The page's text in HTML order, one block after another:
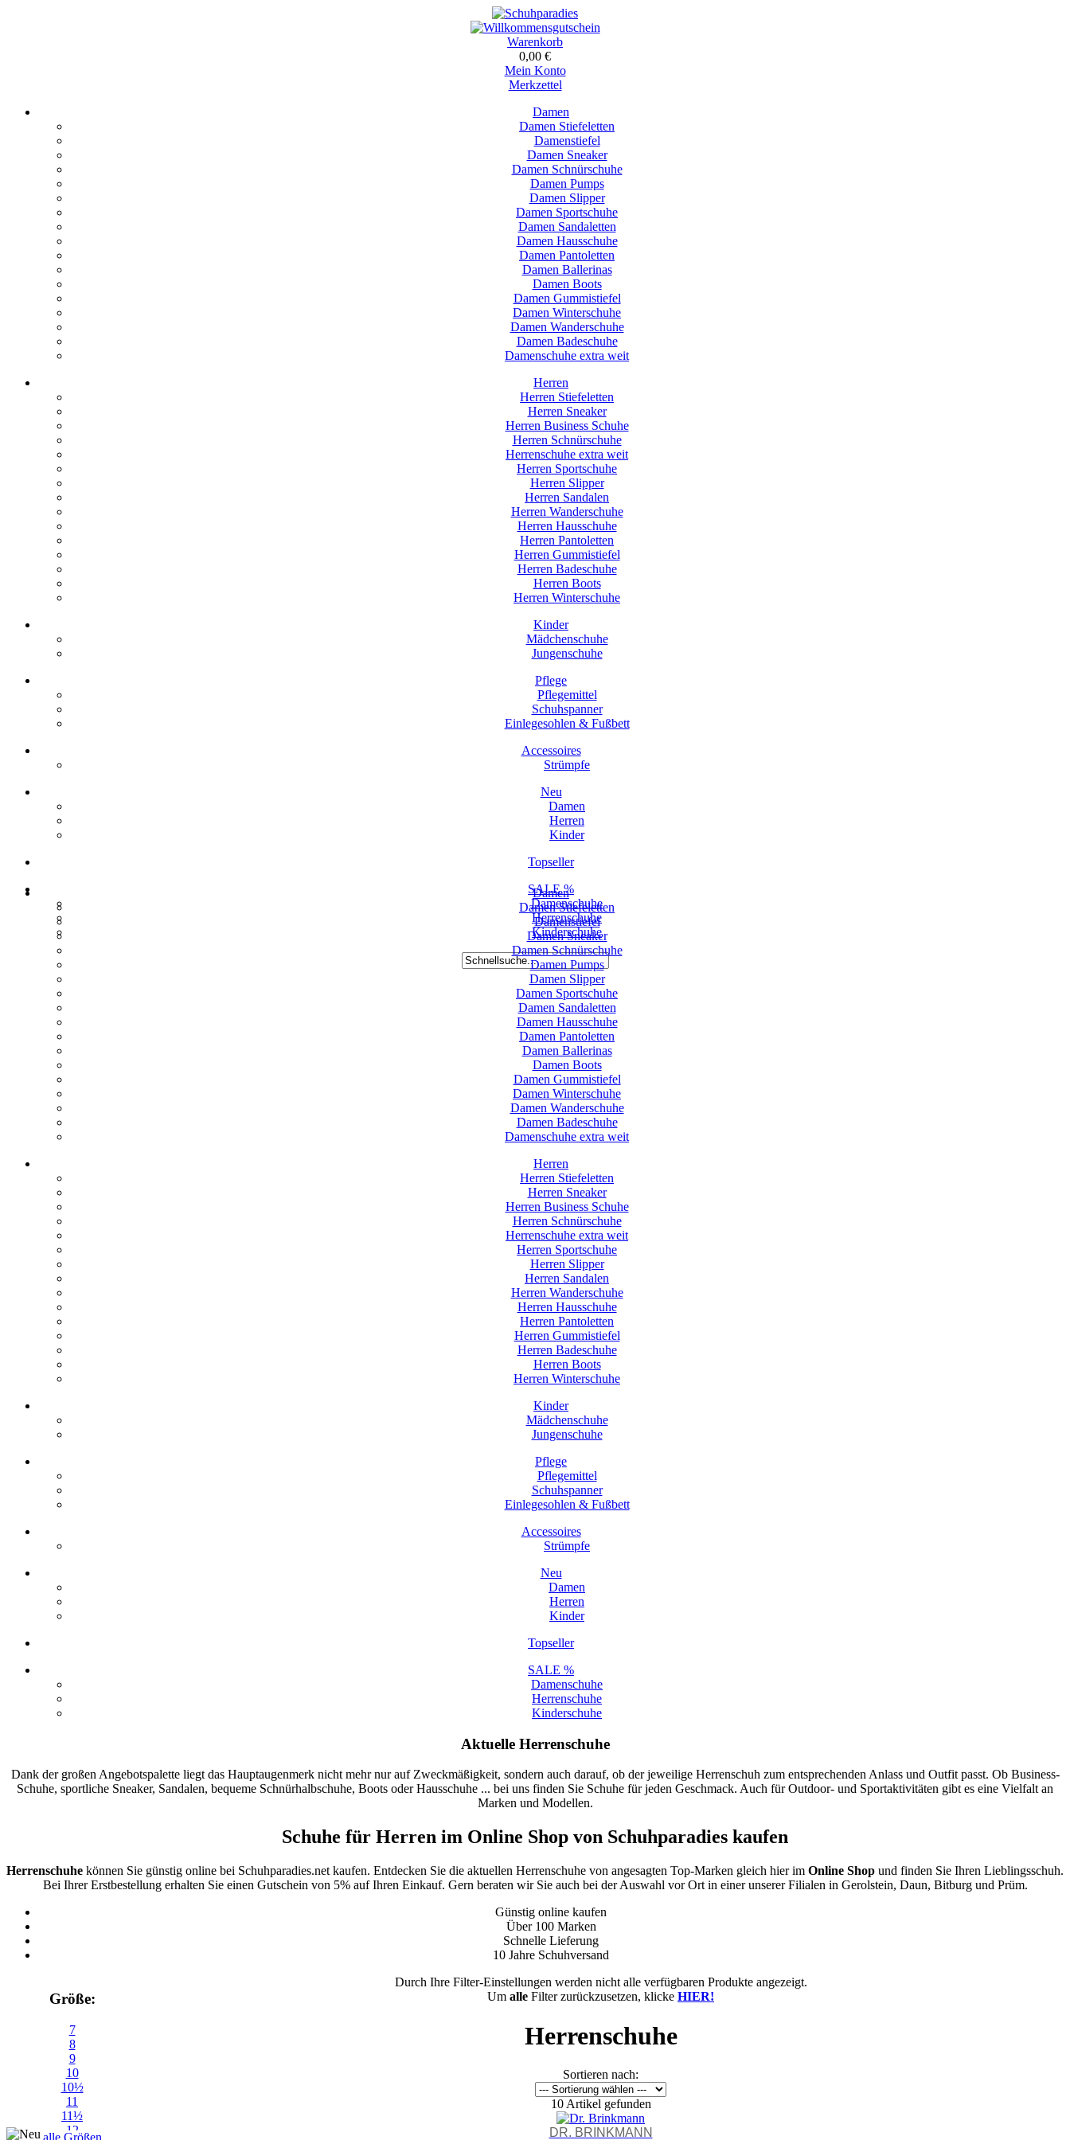
Warenkorb
0,00 €
Mein Konto
Merkzettel
Damen
Damen Stiefeletten
Damenstiefel
Damen Sneaker
Damen Schnürschuhe
Damen Pumps
Damen Slipper
Damen Sportschuhe
Damen Sandaletten
Damen Hausschuhe
Damen Pantoletten
Damen Ballerinas
Damen Boots
Damen Gummistiefel
Damen Winterschuhe
Damen Wanderschuhe
Damen Badeschuhe
Damenschuhe extra weit
Herren
Herren Stiefeletten
Herren Sneaker
Herren Business Schuhe
Herren Schnürschuhe
Herrenschuhe extra weit
Herren Sportschuhe
Herren Slipper
Herren Sandalen
Herren Wanderschuhe
Herren Hausschuhe
Herren Pantoletten
Herren Gummistiefel
Herren Badeschuhe
Herren Boots
Herren Winterschuhe
Kinder
Mädchenschuhe
Jungenschuhe
Pflege
Pflegemittel
Schuhspanner
Einlegesohlen & Fußbett
Accessoires
Strümpfe
Neu
Damen
Herren
Kinder
Topseller
SALE %
Damenschuhe
Herrenschuhe
Kinderschuhe
Damen
Damen Stiefeletten
Damenstiefel
Damen Sneaker
Damen Schnürschuhe
Damen Pumps
Damen Slipper
Damen Sportschuhe
Damen Sandaletten
Damen Hausschuhe
Damen Pantoletten
Damen Ballerinas
Damen Boots
Damen Gummistiefel
Damen Winterschuhe
Damen Wanderschuhe
Damen Badeschuhe
Damenschuhe extra weit
Herren
Herren Stiefeletten
Herren Sneaker
Herren Business Schuhe
Herren Schnürschuhe
Herrenschuhe extra weit
Herren Sportschuhe
Herren Slipper
Herren Sandalen
Herren Wanderschuhe
Herren Hausschuhe
Herren Pantoletten
Herren Gummistiefel
Herren Badeschuhe
Herren Boots
Herren Winterschuhe
Kinder
Mädchenschuhe
Jungenschuhe
Pflege
Pflegemittel
Schuhspanner
Einlegesohlen & Fußbett
Accessoires
Strümpfe
Neu
Damen
Herren
Kinder
Topseller
SALE %
Damenschuhe
Herrenschuhe
Kinderschuhe
Aktuelle Herrenschuhe
Dank der großen Angebotspalette liegt das Hauptaugenmerk nicht mehr nur auf Zweckmäßigkeit, sondern auch darauf, ob der jeweilige Herrenschuh zum entsprechenden Anlass und Outfit passt. Ob Business-
Schuhe, sportliche Sneaker, Sandalen, bequeme Schnürhalbschuhe, Boots oder Hausschuhe ... bei uns finden Sie Schuhe für jeden Geschmack. Auch für Outdoor- und Sportaktivitäten gibt es eine Vielfalt an
Marken und Modellen.
Schuhe für Herren im Online Shop von Schuhparadies kaufen
Herrenschuhe können Sie günstig online bei Schuhparadies.net kaufen. Entdecken Sie die aktuellen Herrenschuhe von angesagten Top-Marken gleich hier im Online Shop und finden Sie Ihren Lieblingsschuh.
Bei Ihrer Erstbestellung erhalten Sie einen Gutschein von 5% auf Ihren Einkauf. Gern beraten wir Sie auch bei der Auswahl vor Ort in einer unserer Filialen in Gerolstein, Daun, Bitburg und Prüm.
Günstig online kaufen
Über 100 Marken
Schnelle Lieferung
10 Jahre Schuhversand
Größe:
7
8
9
10
10½
11
11½
12
alle Größen
Durch Ihre Filter-Einstellungen werden nicht alle verfügbaren Produkte angezeigt.
Um alle Filter zurückzusetzen, klicke HIER!
Herrenschuhe
Sortieren nach:
10 Artikel gefunden
DR. BRINKMANN